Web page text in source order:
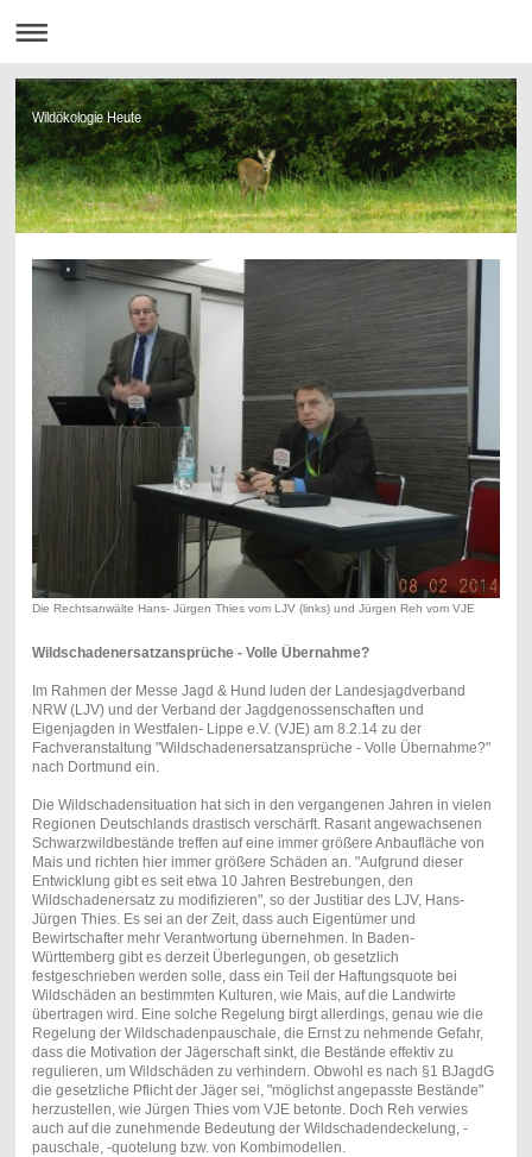
Wildökologie Heute
Die Rechtsanwälte Hans- Jürgen Thies vom LJV (links) und Jürgen Reh vom VJE
Wildschadenersatzansprüche - Volle Übernahme?
Im Rahmen der Messe Jagd & Hund luden der Landesjagdverband
NRW (LJV) und der Verband der Jagdgenossenschaften und
Eigenjagden in Westfalen- Lippe e.V. (VJE) am 8.2.14 zu der
Fachveranstaltung "Wildschadenersatzansprüche - Volle Übernahme?"
nach Dortmund ein.
Die Wildschadensituation hat sich in den vergangenen Jahren in vielen
Regionen Deutschlands drastisch verschärft. Rasant angewachsenen
Schwarzwildbestände treffen auf eine immer größere Anbaufläche von
Mais und richten hier immer größere Schäden an. "Aufgrund dieser
Entwicklung gibt es seit etwa 10 Jahren Bestrebungen, den
Wildschadenersatz zu modifizieren", so der Justitiar des LJV, Hans-
Jürgen Thies. Es sei an der Zeit, dass auch Eigentümer und
Bewirtschafter mehr Verantwortung übernehmen. In Baden-
Württemberg gibt es derzeit Überlegungen, ob gesetzlich
festgeschrieben werden solle, dass ein Teil der Haftungsquote bei
Wildschäden an bestimmten Kulturen, wie Mais, auf die Landwirte
übertragen wird. Eine solche Regelung birgt allerdings, genau wie die
Regelung der Wildschadenpauschale, die Ernst zu nehmende Gefahr,
dass die Motivation der Jägerschaft sinkt, die Bestände effektiv zu
regulieren, um Wildschäden zu verhindern. Obwohl es nach §1 BJagdG
die gesetzliche Pflicht der Jäger sei, "möglichst angepasste Bestände"
herzustellen, wie Jürgen Thies vom VJE betonte. Doch Reh verwies
auch auf die zunehmende Bedeutung der Wildschadendeckelung, -
pauschale, -quotelung bzw. von Kombimodellen.